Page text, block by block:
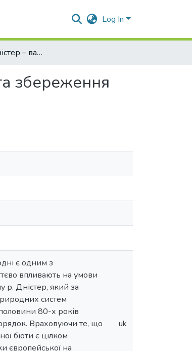
Log In
Пониззя р. Дністер – важлива територія для існування та збереження норки європейської (Mustela lutreola)
збереження
є одним з
впливають на умови
р. Дністер, який за
систем
80-х років
Враховуючи те, що
біоти є цілком
європейської на
uk